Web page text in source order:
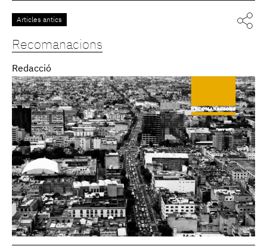
Articles antics
Recomanacions
Redacció